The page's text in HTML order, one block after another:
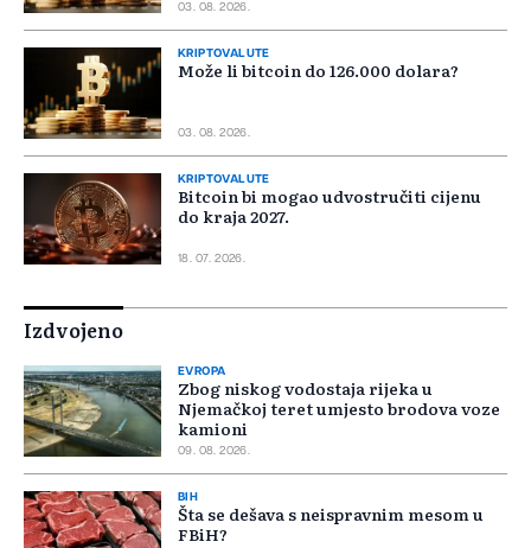
03. 08. 2026.
KRIPTOVALUTE
Može li bitcoin do 126.000 dolara?
03. 08. 2026.
KRIPTOVALUTE
Bitcoin bi mogao udvostručiti cijenu
do kraja 2027.
18. 07. 2026.
Izdvojeno
EVROPA
Zbog niskog vodostaja rijeka u
Njemačkoj teret umjesto brodova voze
kamioni
09. 08. 2026.
BIH
Šta se dešava s neispravnim mesom u
FBiH?